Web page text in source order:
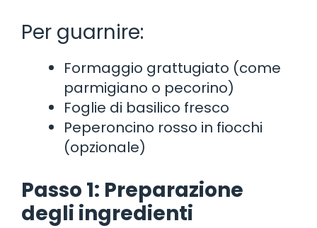
Per guarnire:
Formaggio grattugiato (come
parmigiano o pecorino)
Foglie di basilico fresco
Peperoncino rosso in fiocchi
(opzionale)
Passo 1: Preparazione
degli ingredienti